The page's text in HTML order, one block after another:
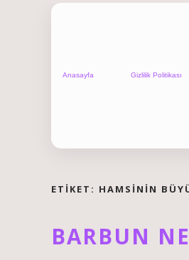
Anasayfa Gizlilik Politikası
ETIKET: HAMSININ
BARBUN